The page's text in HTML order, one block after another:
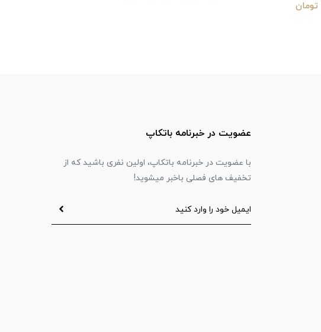
عضویت در خبرنامه باتکاپ
با عضویت در خبرنامه باتکاپ، اولین نفری باشید که از
تخفیف های فصلی باخبر میشوید!